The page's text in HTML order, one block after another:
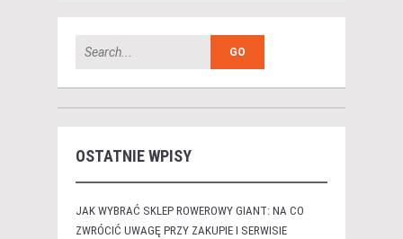
OSTATNIE WPISY
JAK WYBRAĆ SKLEP ROWEROWY GIANT: NA CO
ZWRÓCIĆ UWAGĘ PRZY ZAKUPIE I SERWISIE